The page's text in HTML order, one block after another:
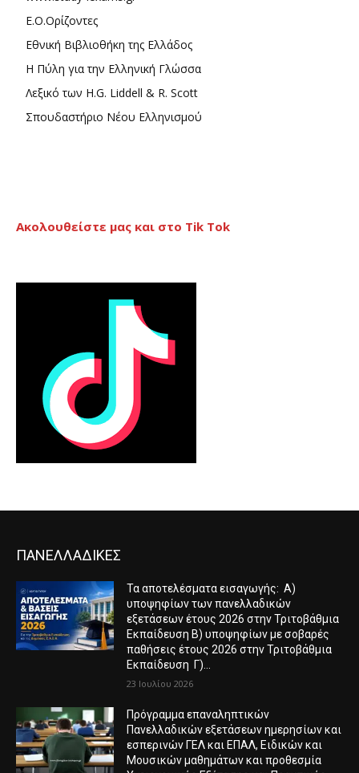
Ε.Ο.Ορίζοντες
Εθνική Βιβλιοθήκη της Ελλάδος
Η Πύλη για την Ελληνική Γλώσσα
Λεξικό των H.G. Liddell & R. Scott
Σπουδαστήριο Νέου Ελληνισμού
Ακολουθείστε μας και στο Tik Tok
ΠΑΝΕΛΛΑΔΙΚΕΣ
Τα αποτελέσματα εισαγωγής: Α)
υποψηφίων των πανελλαδικών
εξετάσεων έτους 2026 στην Τριτοβάθμια
Εκπαίδευση Β) υποψηφίων με σοβαρές
παθήσεις έτους 2026 στην Τριτοβάθμια
Εκπαίδευση Γ)...
23 Ιουλίου 2026
Πρόγραμμα επαναληπτικών
Πανελλαδικών εξετάσεων ημερησίων και
εσπερινών ΓΕΛ και ΕΠΑΛ, Ειδικών και
Μουσικών μαθημάτων και προθεσμία